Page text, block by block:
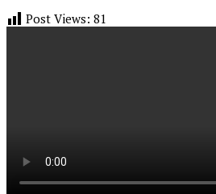
Post Views: 81